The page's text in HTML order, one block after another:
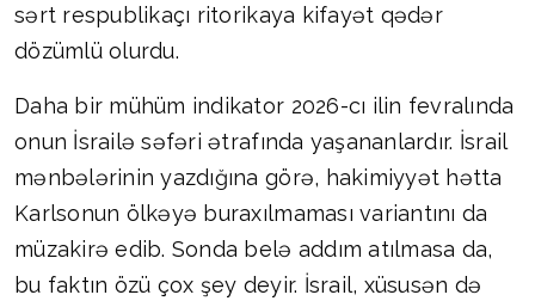
sərt respublikaçı ritorikaya kifayət qədər
dözümlü olurdu.
Daha bir mühüm indikator 2026-cı ilin fevralında
onun İsrailə səfəri ətrafında yaşananlardır. İsrail
mənbələrinin yazdığına görə, hakimiyyət hətta
Karlsonun ölkəyə buraxılmaması variantını da
müzakirə edib. Sonda belə addım atılmasa da,
bu faktın özü çox şey deyir. İsrail, xüsusən də